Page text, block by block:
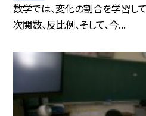
数学では、変化の割合を学習し
次関数、反比例、そして、今...